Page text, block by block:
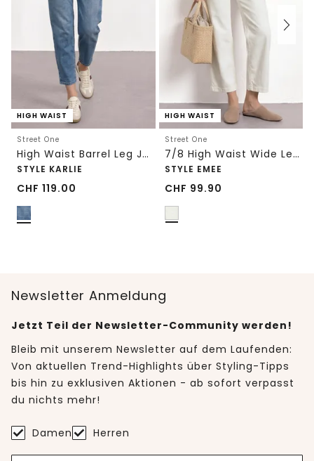
HIGH WAIST
Street One
High Waist Barrel Leg Jeans im Loose Fit
STYLE KARLIE
CHF 119.00
HIGH WAIST
Street One
7/8 High Waist Wide Leg Jeans im Loose Fit
STYLE EMEE
CHF 99.90
Newsletter Anmeldung
Jetzt Teil der Newsletter-Community werden!
Bleib mit unserem Newsletter auf dem Laufenden:
Von aktuellen Trend-Highlights über Styling-Tipps
bis hin zu exklusiven Aktionen - ab sofort verpasst
du nichts mehr!
Damen Herren